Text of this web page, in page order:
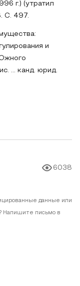
г.) (утратил
С. 497.
и
... канд. юрид.
6038
данные или
Напишите письмо в